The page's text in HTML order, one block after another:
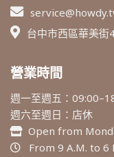
台中市西區華美街
營業時間
週一至週五：
週六至週日：店休
Open from
From 9 A.M. to 6